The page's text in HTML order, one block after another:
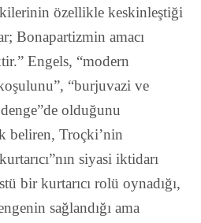
özellikle keskinleştiği
Bonapartizmin amacı
Engels, “modern
, “burjuvazi ve
de olduğunu
beliren, Troçki’nin
siyasi iktidarı
bir kurtarıcı rolü oynadığı,
sağlandığı ama